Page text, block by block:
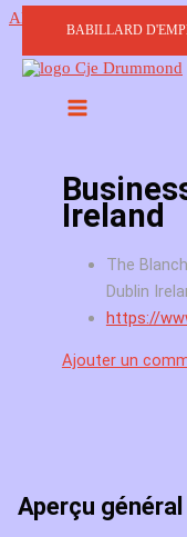
Aller au contenu
BABILLARD
Ireland
The
Dublin
https://
Ajouter un
Aperçu général